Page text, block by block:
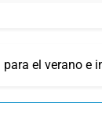
el verano